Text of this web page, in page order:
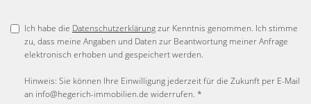
Ich habe die Datenschutzerklärungzur Kenntnis genommen. Ich stimme
zu, dass meine Angaben und Daten zur Beantwortung meiner Anfrage
elektronisch erhoben und gespeichert werden.
Hinweis: Sie können Ihre Einwilligung jederzeit für die Zukunft per E-Mail
an info@hegerich-immobilien.de widerrufen. *